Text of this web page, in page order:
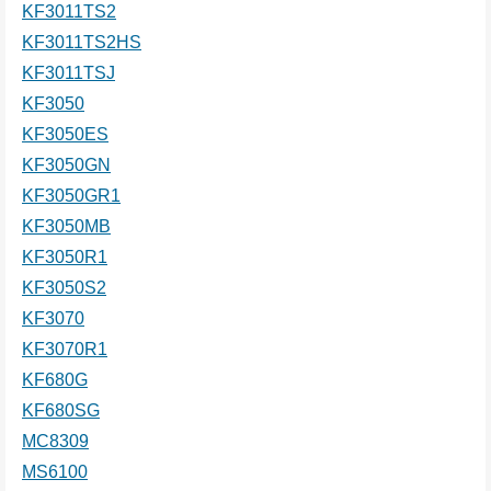
KF3011TS2
KF3011TS2HS
KF3011TSJ
KF3050
KF3050ES
KF3050GN
KF3050GR1
KF3050MB
KF3050R1
KF3050S2
KF3070
KF3070R1
KF680G
KF680SG
MC8309
MS6100